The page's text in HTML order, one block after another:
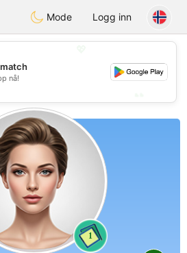
Handi Space
Mode Logg inn
💕
nå!
1